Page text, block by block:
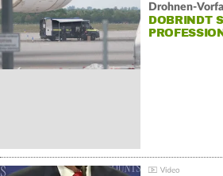
Drohnen-
DOBRINDT